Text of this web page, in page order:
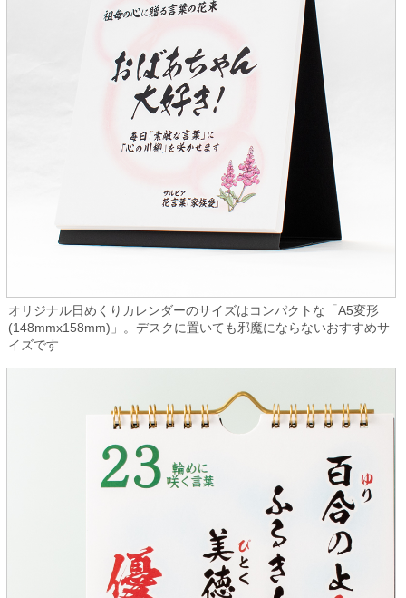
オリジナル日めくりカレンダーのサイズはコンパクトな「A5変形
(148mmx158mm)」。デスクに置いても邪魔にならないおすすめサ
イズです